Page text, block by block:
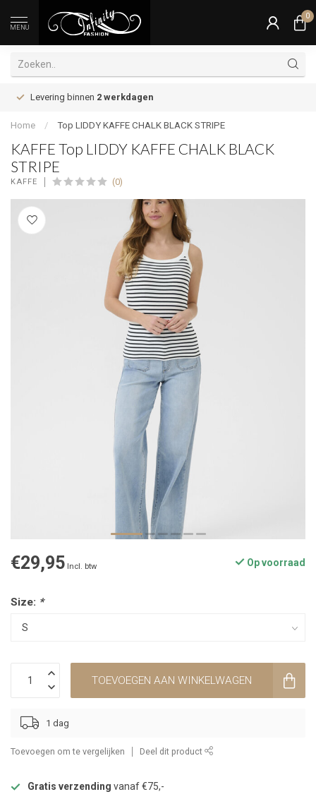
MENU
0
Levering binnen 2 werkdagen
Home / Top LIDDY KAFFE CHALK BLACK STRIPE
KAFFE Top LIDDY KAFFE CHALK BLACK
STRIPE
KAFFE (0)
€29,95 Incl. btw Op voorraad
Size: *
TOEVOEGEN AAN WINKELWAGEN
1 dag
Toevoegen om te vergelijken Deel dit product
Gratis verzending vanaf €75,-